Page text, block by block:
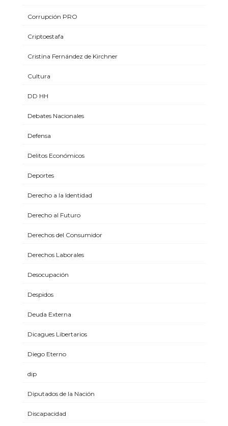
Corrupción PRO
Criptoestafa
Cristina Fernández de Kirchner
Cultura
DD HH
Debates Nacionales
Defensa
Delitos Económicos
Deportes
Derecho a la Identidad
Derecho al Futuro
Derechos del Consumidor
Derechos Laborales
Desocupación
Despidos
Deuda Externa
Dicagues Libertarios
Diego Eterno
dip
Diputados de la Nación
Discapacidad